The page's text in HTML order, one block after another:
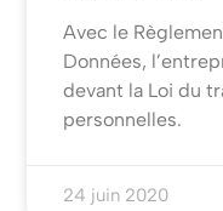
Avec le
Données,
devant la Loi du
personnelles.
24 juin 2020